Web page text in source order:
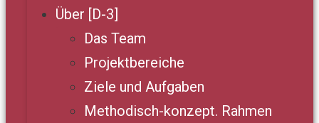
Über [D-3]
Das Team
Projektbereiche
Ziele und Aufgaben
Methodisch-konzept. Rahmen